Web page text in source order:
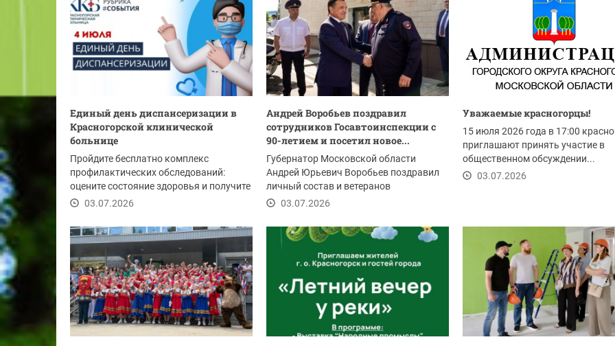
Единый день диспансеризации в
Красногорской клинической
больнице
Пройдите бесплатно комплекс
профилактических обследований:
оцените состояние здоровья и получите
рекомендации врачей.
03.07.2026
Андрей Воробьев поздравил
сотрудников Госавтоинспекции с
90-летием и посетил новое...
Губернатор Московской области
Андрей Юрьевич Воробьев поздравил
личный состав и ветеранов
Госавтоинспекции с...
03.07.2026
Уважаемые красногорцы!
15 июля 2026 года в 17:00
приглашают принять участие в
общественном обсуждении...
03.07.2026